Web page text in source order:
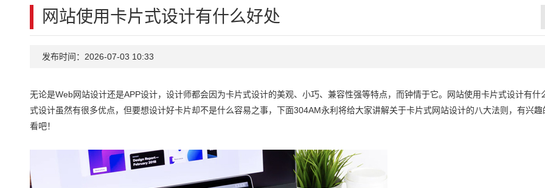
网站使用卡片式设计有什么好处
发布时间：2026-07-03 10:33
无论是Web网站设计还是APP设计，设计师都会因为卡片式设计的美观、小巧、兼容性强等特点，而钟情于它。网站使用卡片式设计有什
式设计虽然有很多优点，但要想设计好卡片却不是什么容易之事，下面304AM永利将给大家讲解关于卡片式网站设计的八大法则，有兴
看吧！